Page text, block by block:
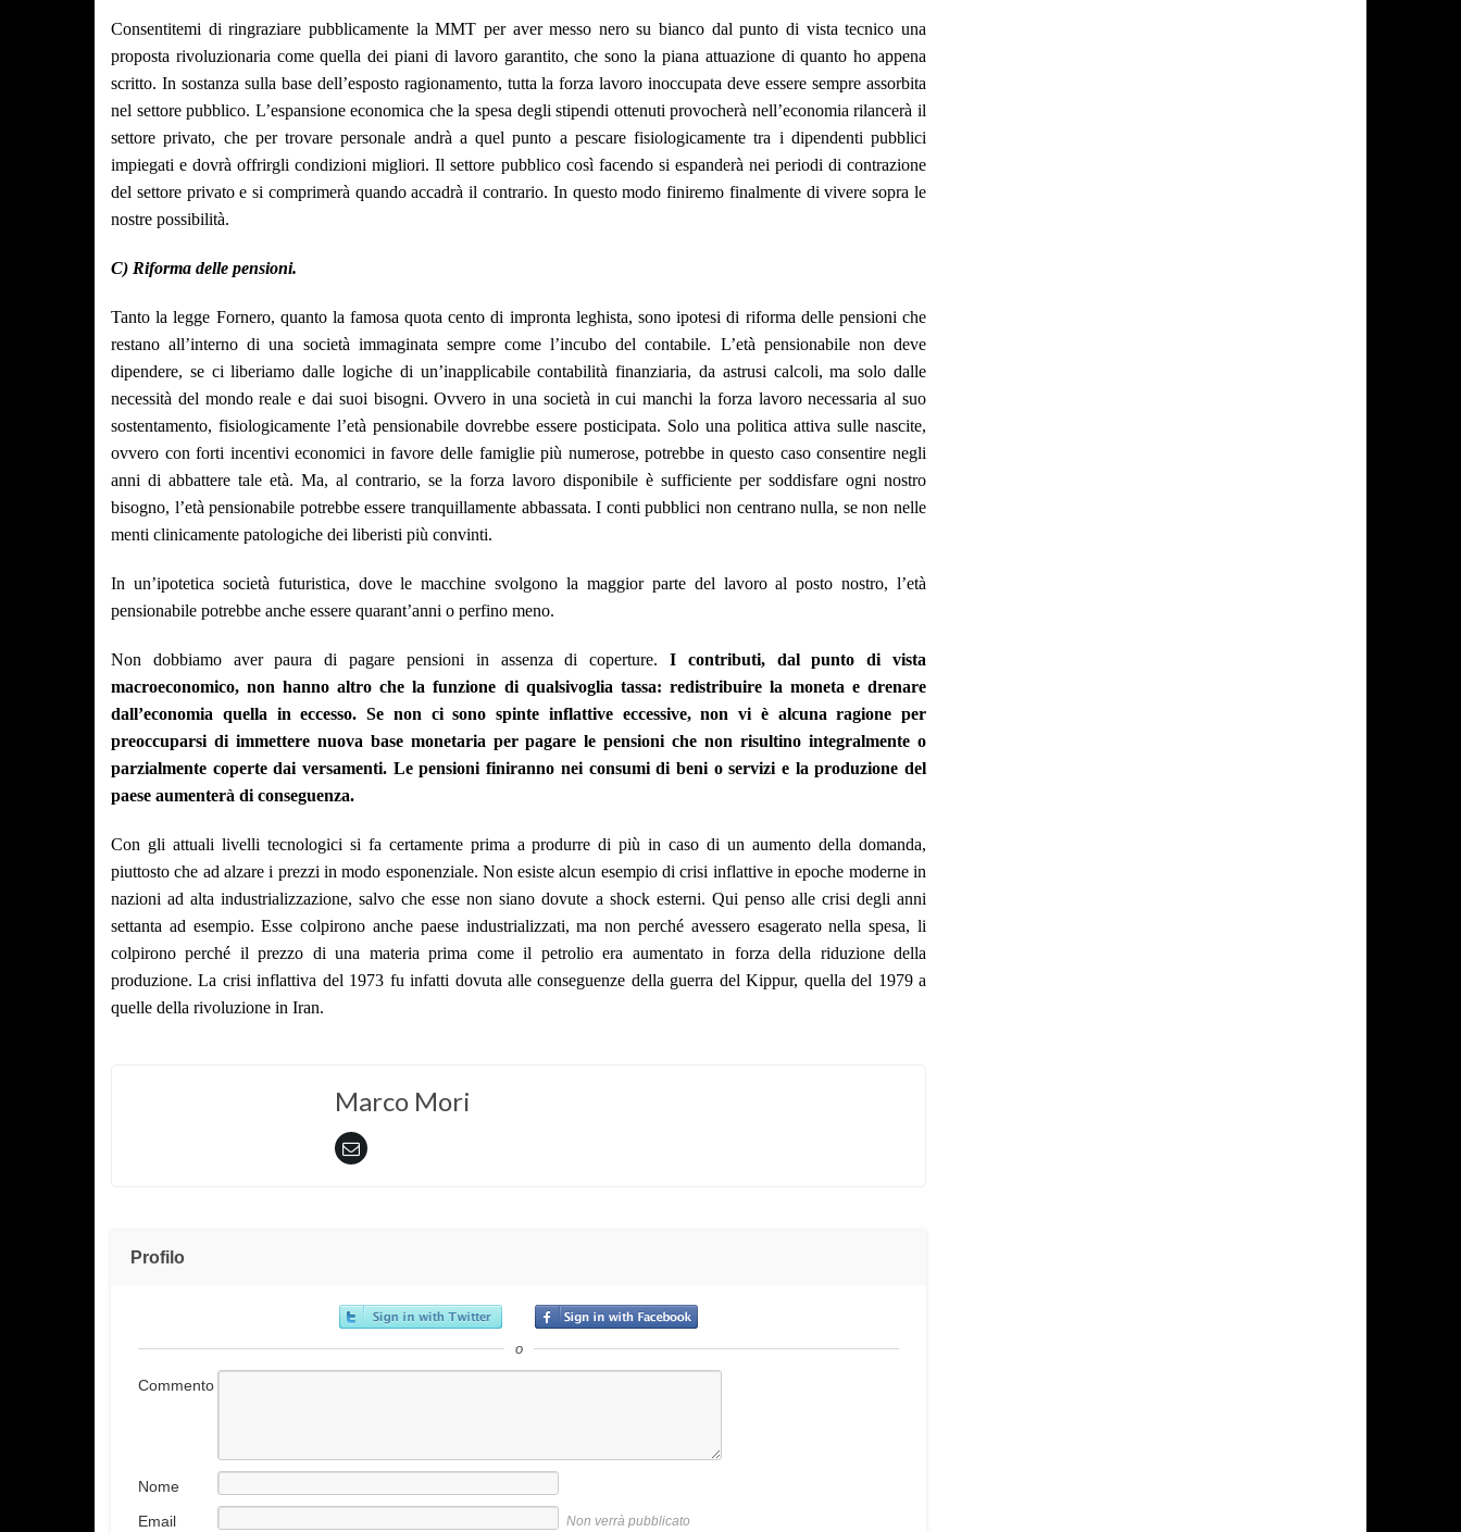
Consentitemi di ringraziare pubblicamente la MMT per aver messo nero su bianco dal punto di vista tecnico una
proposta rivoluzionaria come quella dei piani di lavoro garantito, che sono la piana attuazione di quanto ho appena
scritto. In sostanza sulla base dell’esposto ragionamento, tutta la forza lavoro inoccupata deve essere sempre assorbita
nel settore pubblico. L’espansione economica che la spesa degli stipendi ottenuti provocherà nell’economia rilancerà il
settore privato, che per trovare personale andrà a quel punto a pescare fisiologicamente tra i dipendenti pubblici
impiegati e dovrà offrirgli condizioni migliori. Il settore pubblico così facendo si espanderà nei periodi di contrazione
del settore privato e si comprimerà quando accadrà il contrario. In questo modo finiremo finalmente di vivere sopra le
nostre possibilità.
C) Riforma delle pensioni.
Tanto la legge Fornero, quanto la famosa quota cento di impronta leghista, sono ipotesi di riforma delle pensioni che
restano all’interno di una società immaginata sempre come l’incubo del contabile. L’età pensionabile non deve
dipendere, se ci liberiamo dalle logiche di un’inapplicabile contabilità finanziaria, da astrusi calcoli, ma solo dalle
necessità del mondo reale e dai suoi bisogni. Ovvero in una società in cui manchi la forza lavoro necessaria al suo
sostentamento, fisiologicamente l’età pensionabile dovrebbe essere posticipata. Solo una politica attiva sulle nascite,
ovvero con forti incentivi economici in favore delle famiglie più numerose, potrebbe in questo caso consentire negli
anni di abbattere tale età. Ma, al contrario, se la forza lavoro disponibile è sufficiente per soddisfare ogni nostro
bisogno, l’età pensionabile potrebbe essere tranquillamente abbassata. I conti pubblici non centrano nulla, se non nelle
menti clinicamente patologiche dei liberisti più convinti.
In un’ipotetica società futuristica, dove le macchine svolgono la maggior parte del lavoro al posto nostro, l’età
pensionabile potrebbe anche essere quarant’anni o perfino meno.
Non dobbiamo aver paura di pagare pensioni in assenza di coperture. I contributi, dal punto di vista
macroeconomico, non hanno altro che la funzione di qualsivoglia tassa: redistribuire la moneta e drenare
dall’economia quella in eccesso. Se non ci sono spinte inflattive eccessive, non vi è alcuna ragione per
preoccuparsi di immettere nuova base monetaria per pagare le pensioni che non risultino integralmente o
parzialmente coperte dai versamenti. Le pensioni finiranno nei consumi di beni o servizi e la produzione del
paese aumenterà di conseguenza.
Con gli attuali livelli tecnologici si fa certamente prima a produrre di più in caso di un aumento della domanda,
piuttosto che ad alzare i prezzi in modo esponenziale. Non esiste alcun esempio di crisi inflattive in epoche moderne in
nazioni ad alta industrializzazione, salvo che esse non siano dovute a shock esterni. Qui penso alle crisi degli anni
settanta ad esempio. Esse colpirono anche paese industrializzati, ma non perché avessero esagerato nella spesa, li
colpirono perché il prezzo di una materia prima come il petrolio era aumentato in forza della riduzione della
produzione. La crisi inflattiva del 1973 fu infatti dovuta alle conseguenze della guerra del Kippur, quella del 1979 a
quelle della rivoluzione in Iran.
Marco Mori
Profilo
o
Commento
Nome
Email
Non verrà pubblicato